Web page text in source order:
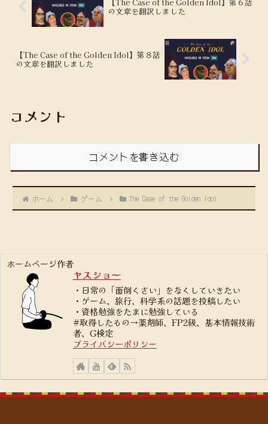
の文章を翻訳しました
【The Case of the Golden Idol】第８話
の文章を翻訳しました
コメント
コメントを書き込む
ホーム ゲーム The Case of the Golden Idol
ホームページ作者
ヤスショー
・日常の「面倒くさい」をなくしていきたい
・ゲーム、旅行、科学系の話題を投稿したい
・資格勉強をたまに勉強している
#取得したもの→薬剤師、FP2級、基本情報技術
者、G検定
プライバシーポリシー